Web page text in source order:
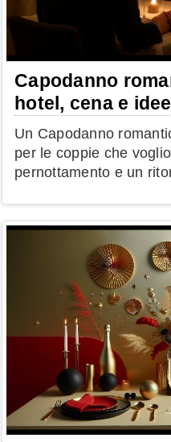
Capodanno
hotel, cena e
Un Capodanno
per le coppie che
pernottamento e un